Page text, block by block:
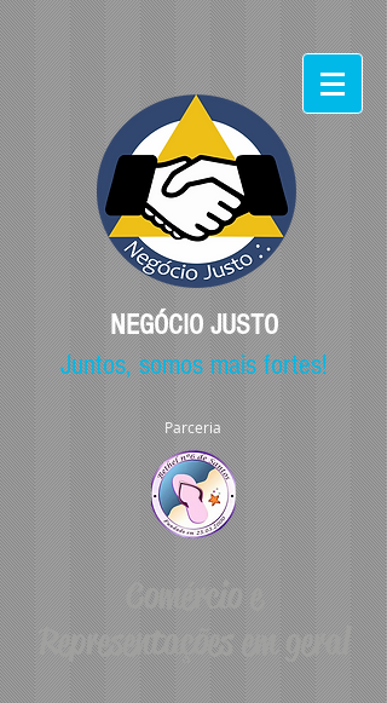
NEGÓCIO JUSTO
Juntos, somos mais fortes!
Parceria
Comércio e
Representações em geral